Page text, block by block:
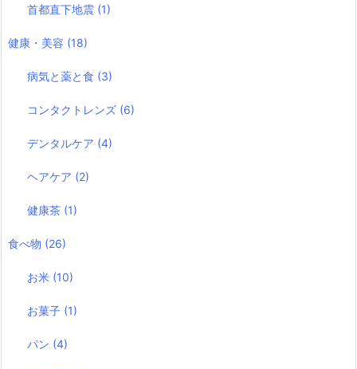
首都直下地震 (1)
健康・美容 (18)
病気と薬と食 (3)
コンタクトレンズ (6)
デンタルケア (4)
ヘアケア (2)
健康茶 (1)
食べ物 (26)
お米 (10)
お菓子 (1)
パン (4)